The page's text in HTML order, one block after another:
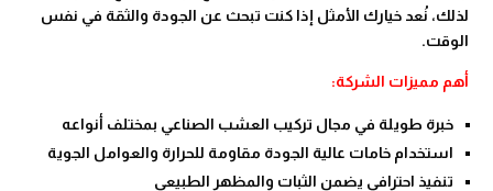
لذلك، نُعد خيارك الأمثل إذا كنت تبحث عن الجودة والثقة في نفس
الوقت.
أهم مميزات الشركة:
خبرة طويلة في مجال تركيب العشب الصناعي بمختلف أنواعه
استخدام خامات عالية الجودة مقاومة للحرارة والعوامل الجوية
تنفيذ احترافي يضمن الثبات والمظهر الطبيعي